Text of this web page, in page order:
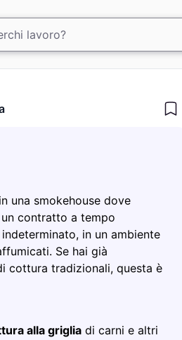
in una smokehouse dove
contratto a tempo
in un ambiente
Se hai già
cottura tradizionali, questa è
alla griglia di carni e altri